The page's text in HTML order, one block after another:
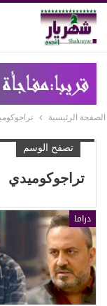
الصفحة الرئيسية
تصفح الوسم
تراجوكوميدي
دراما